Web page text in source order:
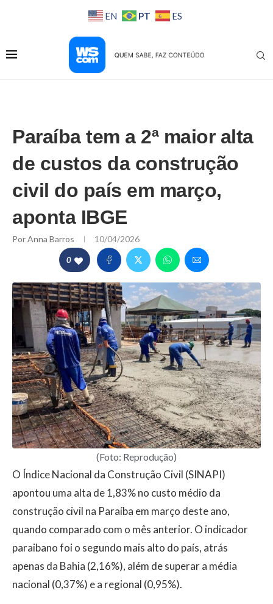
EN PT ES
Paraíba tem a 2ª maior alta
de custos da construção
civil do país em março,
aponta IBGE
PorAnna Barros 10/04/2026
0
(Foto: Reprodução)
O Índice Nacional da Construção Civil (SINAPI)
apontou uma alta de 1,83% no custo médio da
construção civil na Paraíba em março deste ano,
quando comparado com o mês anterior. O indicador
paraibano foi o segundo mais alto do país, atrás
apenas da Bahia (2,16%), além de superar a média
nacional (0,37%) e a regional (0,95%).